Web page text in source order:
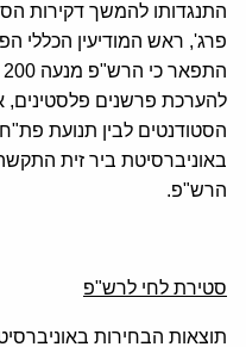
התנגדותו להמשך דקירות
פרג', ראש המודיעין הכללי
להערכת פרשנים פלסטינים,
הסטודנטים לבין תנועת
באוניברסיטת ביר זית
הרש"פ.
סטירת לחי לרש"פ
תוצאות הבחירות